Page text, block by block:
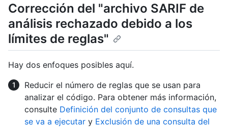
Corrección del "archivo SARIF de
análisis rechazado debido a los
límites de reglas"
Hay dos enfoques posibles aquí.
Reducir el número de reglas que se usan para
analizar el código. Para obtener más información,
consulte Definición del conjunto de consultas que
se va a ejecutar y Exclusión de una consulta del